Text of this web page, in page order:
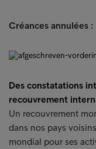
Créances annulées :
Des constatations
recouvrement
Un recouvrement
dans nos pays
mondial pour ses